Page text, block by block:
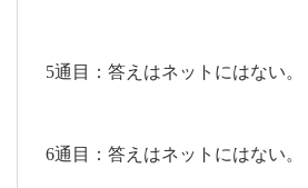
5通目：答えはネットにはない。
6通目：答えはネットにはない。